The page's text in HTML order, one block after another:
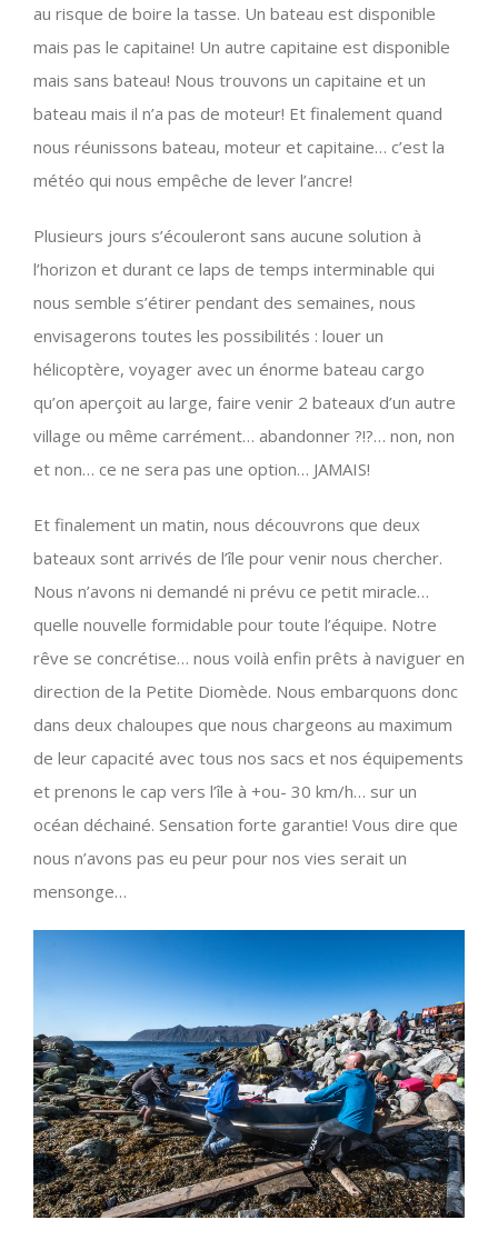
au risque de boire la tasse. Un bateau est disponible
mais pas le capitaine! Un autre capitaine est disponible
mais sans bateau! Nous trouvons un capitaine et un
bateau mais il n’a pas de moteur! Et finalement quand
nous réunissons bateau, moteur et capitaine… c’est la
météo qui nous empêche de lever l’ancre!
Plusieurs jours s’écouleront sans aucune solution à
l’horizon et durant ce laps de temps interminable qui
nous semble s’étirer pendant des semaines, nous
envisagerons toutes les possibilités : louer un
hélicoptère, voyager avec un énorme bateau cargo
qu’on aperçoit au large, faire venir 2 bateaux d’un autre
village ou même carrément… abandonner ?!?… non, non
et non… ce ne sera pas une option… JAMAIS!
Et finalement un matin, nous découvrons que deux
bateaux sont arrivés de l’île pour venir nous chercher.
Nous n’avons ni demandé ni prévu ce petit miracle…
quelle nouvelle formidable pour toute l’équipe. Notre
rêve se concrétise… nous voilà enfin prêts à naviguer en
direction de la Petite Diomède. Nous embarquons donc
dans deux chaloupes que nous chargeons au maximum
de leur capacité avec tous nos sacs et nos équipements
et prenons le cap vers l’île à +ou- 30 km/h… sur un
océan déchainé. Sensation forte garantie! Vous dire que
nous n’avons pas eu peur pour nos vies serait un
mensonge…